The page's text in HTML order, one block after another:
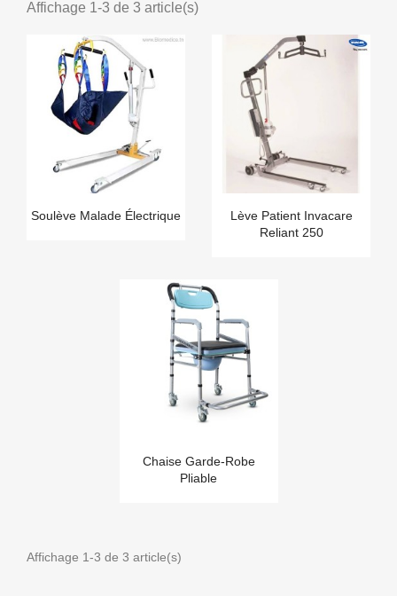
Affichage 1-3 de 3 article(s)
Soulève Malade Électrique
Lève Patient Invacare
Reliant 250
Chaise Garde-Robe
Pliable
Affichage 1-3 de 3 article(s)